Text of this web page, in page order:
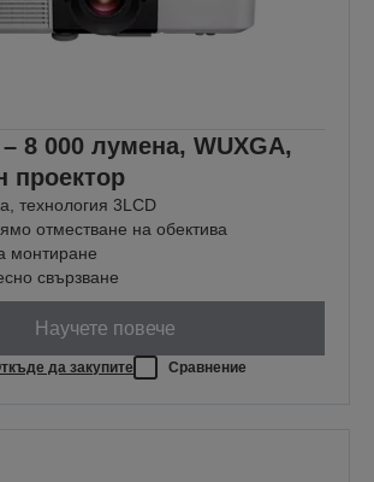
8 000 лумена, WUXGA,
проектор
технология 3LCD
отместване на обектива
монтиране
свързване
Научете повече
да закупите Сравнение